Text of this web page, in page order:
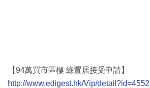
【94萬買市區樓 綠置居接受申請】
http://www.edigest.hk/Vip/detail?id=4552